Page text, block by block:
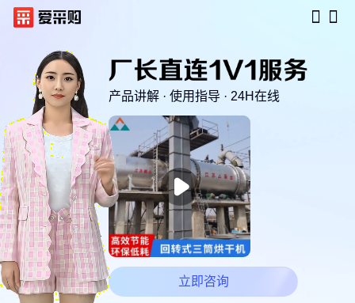
产品讲解 · 使用指导 · 24H在线

立即咨询